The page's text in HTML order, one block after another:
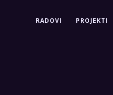
RADOVI PROJEKTI